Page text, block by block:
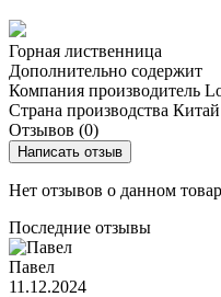
Горная лиственница
Дополнительно содержит
Компания производитель
Страна производства Китай
Отзывов (0)
Написать отзыв
Нет отзывов о данном
Последние отзывы
Павел
11.12.2024